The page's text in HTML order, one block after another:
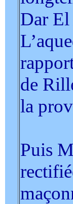
Dar
de
la
Puis